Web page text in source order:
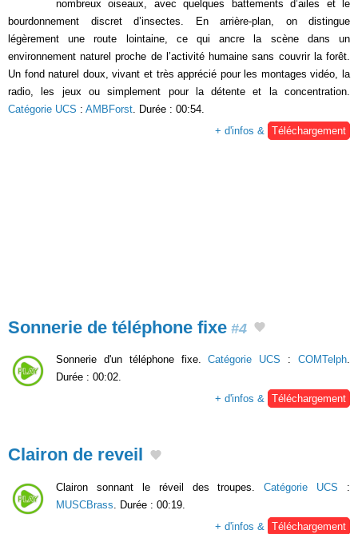
nombreux oiseaux, avec quelques battements d’ailes et le
bourdonnement discret d’insectes. En arrière-plan, on distingue
légèrement une route lointaine, ce qui ancre la scène dans un
environnement naturel proche de l’activité humaine sans couvrir la forêt.
Un fond naturel doux, vivant et très apprécié pour les montages vidéo, la
radio, les jeux ou simplement pour la détente et la concentration.
Catégorie UCS : AMBForst . Durée : 00:54.
+ d'infos &
Téléchargement
Sonnerie de téléphone fixe #4
Sonnerie d'un téléphone fixe.Catégorie UCS :COMTelph.
Durée : 00:02.
+ d'infos & Téléchargement
Clairon de reveil
Clairon sonnant le réveil des troupes.Catégorie UCS :
MUSCBrass . Durée : 00:19.
+ d'infos &
Téléchargement